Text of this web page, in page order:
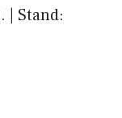
| Stand: